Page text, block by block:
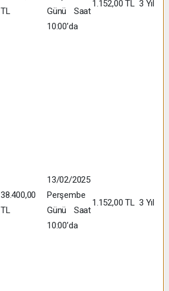
TL
Günü Saat
10:00’da
1.152,00 TL 3 Yıl
38.400,00
TL
13/02/2025
Perşembe
Günü Saat
10:00’da
1.152,00 TL 3 Yıl